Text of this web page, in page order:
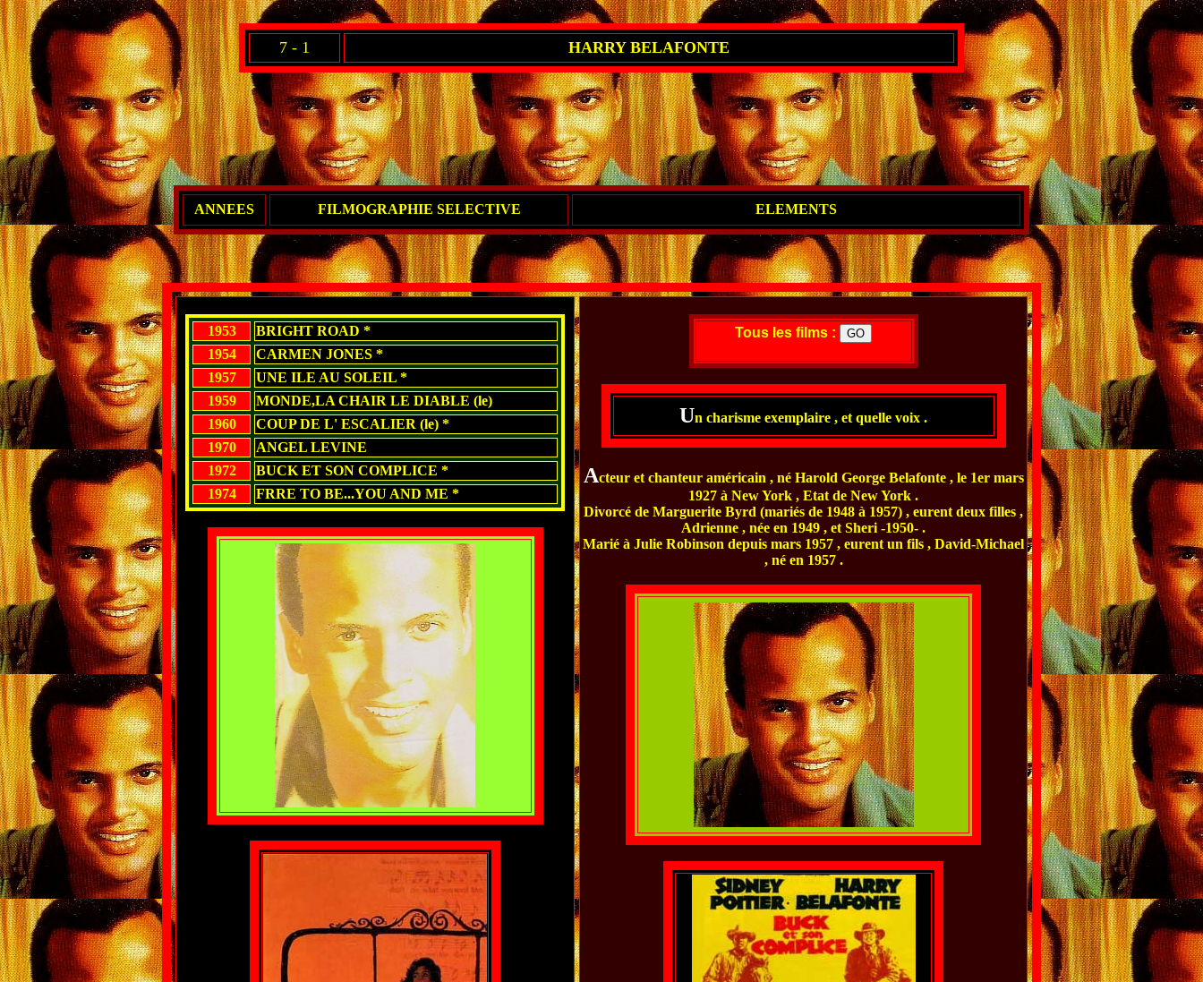
7 - 1 HARRY BELAFONTE
ANNEES FILMOGRAPHIE SELECTIVE ELEMENTS
1953
BRIGHT ROAD *
1954
CARMEN JONES *
1957
UNE ILE AU SOLEIL *
1959
MONDE,LA CHAIR LE DIABLE (le)
1960
COUP DE L' ESCALIER (le) *
1970
ANGEL LEVINE
1972
BUCK ET SON COMPLICE *
1974
FRRE TO BE...YOU AND ME *
Tous les films :
Un charisme exemplaire , et quelle voix .
Acteur et chanteur américain , né Harold George Belafonte , le 1er mars
1927 à New York , Etat de New York .
Divorcé de Marguerite Byrd (mariés de 1948 à 1957) , eurent deux filles ,
Adrienne , née en 1949 , et Sheri -1950- .
Marié à Julie Robinson depuis mars 1957 , eurent un fils , David-Michael
, né en 1957 .